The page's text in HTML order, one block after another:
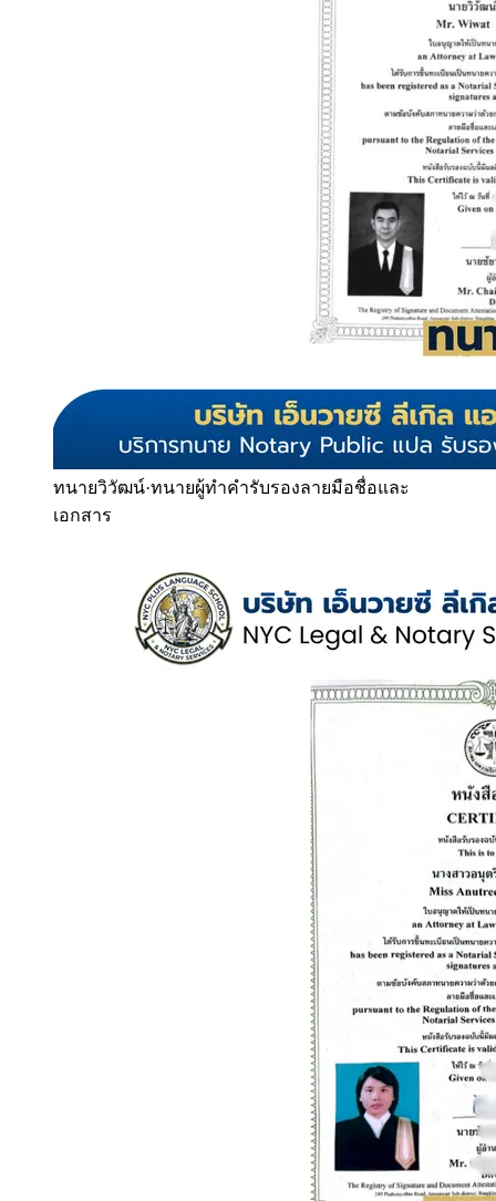
ทนายวิวัฒน์·ทนายผู้ทำคำรับรองลายมือชื่อและ
เอกสาร